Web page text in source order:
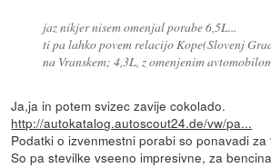
jaz nikjer nisem omenjal porabe 6,5L...
ti pa lahko povem relacijo Kope(Slovenj
na Vranskem; 4,3L, z omenjenim
Ja,ja in potem svizec zavije cokolado.
http://autokatalog.autoscout24.de/vw/pa...
Podatki o izvenmestni porabi so ponavadi za
So pa stevilke vseeno impresivne, za